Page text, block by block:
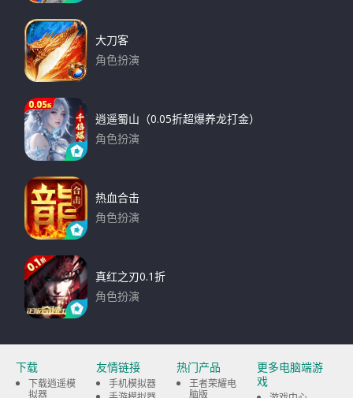
大刀客
角色扮演
逍遥蜀山（0.05折超爆养龙打金）
角色扮演
热血合击
角色扮演
真红之刃0.1折
角色扮演
下载
下载逍遥模
拟器
友情链接
手机模拟器
热门产品
王者荣耀电
脑版
更多电脑端游
戏